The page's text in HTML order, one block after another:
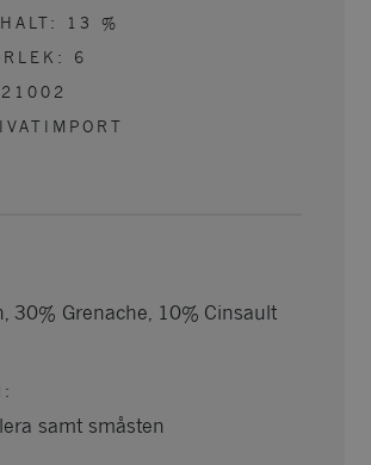
13
%
6
21002
30% Grenache, 10% Cinsault
:
samt småsten